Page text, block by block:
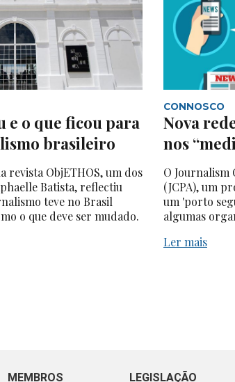
e o que ficou para
brasileiro
revista ObjETHOS, um dos
Batista, reflectiu
teve no Brasil
o que deve ser mudado.
CONNOSCO
Nova
nos
O
(JCPA), um
um 'porto
algumas
Ler mais
MEMBROS LEGISLAÇÃO